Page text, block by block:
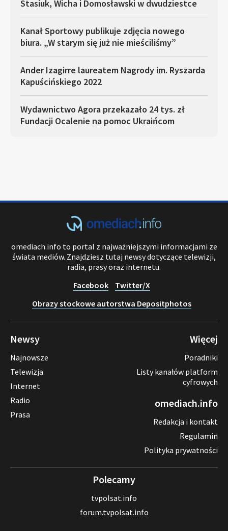
Stasiuk, Wicha i Domosławski w dwudziestce
Kanał Sportowy publikuje zdjęcia nowego
biura. „W starym się już nie mieściliśmy”
Ander Izagirre laureatem Nagrody im. Ryszarda
Kapuścińskiego 2022
Wydawnictwo Agora przekazało 24 tys. zł
Fundacji Ocalenie na pomoc Ukraińcom
omediach.info to portal z najważniejszymi informacjami ze
świata mediów. Znajdziesz tutaj newsy dotyczące telewizji,
radia, prasy oraz internetu.
Facebook
Twitter/X
Obrazy stockowe autorstwa Depositphotos
Newsy
Najnowsze
Telewizja
Internet
Radio
Prasa
Więcej
Poradniki
Listy kanałów platform
cyfrowych
omediach.info
Redakcja i kontakt
Regulamin
Polityka prywatności
Polecamy
tvpolsat.info
forum.tvpolsat.info